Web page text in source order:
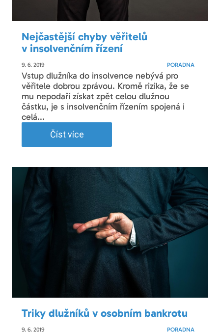
Nejčastější chyby věřitelů
v insolvenčním řízení
9. 6. 2019 PORADNA
Vstup dlužníka do insolvence nebývá pro
věřitele dobrou zprávou. Kromě rizika, že se
mu nepodaří získat zpět celou dlužnou
částku, je s insolvenčním řízením spojená i
celá...
Číst více
Triky dlužníků v osobním bankrotu
9. 6. 2019 PORADNA